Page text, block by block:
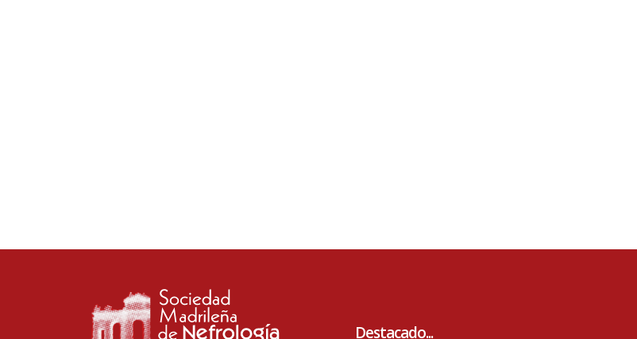
Destacado...